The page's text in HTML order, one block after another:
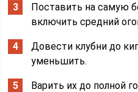
Поставить на самую
включить средний
Довести клубни до
уменьшить.
Варить их до полной